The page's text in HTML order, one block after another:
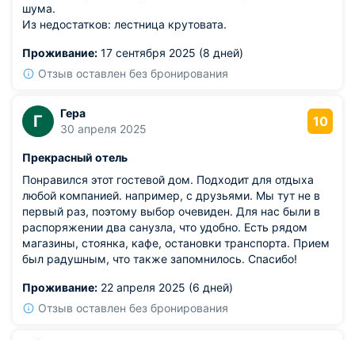
шума.
Из недостатков: лестница крутовата.
Проживание: 17 сентября 2025 (8 дней)
Отзыв оставлен без бронирования
Г
Гера
30 апреля 2025
10
Прекрасный отель
Понравился этот гостевой дом. Подходит для отдыха
любой компанией. например, с друзьями. Мы тут не в
первый раз, поэтому выбор очевиден. Для нас были в
распоряжении два санузла, что удобно. Есть рядом
магазины, стоянка, кафе, остановки транспорта. Прием
был радушным, что также запомнилось. Спасибо!
Проживание: 22 апреля 2025 (6 дней)
Отзыв оставлен без бронирования